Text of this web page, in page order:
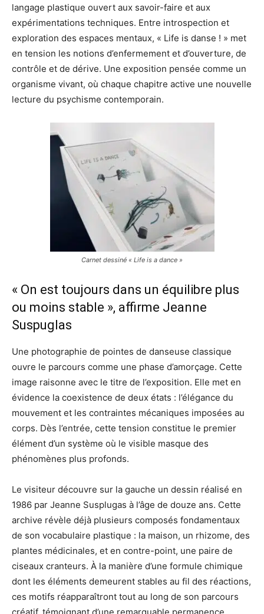
langage plastique ouvert aux savoir-faire et aux
expérimentations techniques. Entre introspection et
exploration des espaces mentaux, « Life is danse ! » met
en tension les notions d’enfermement et d’ouverture, de
contrôle et de dérive. Une exposition pensée comme un
organisme vivant, où chaque chapitre active une nouvelle
lecture du psychisme contemporain.
Carnet dessiné « Life is a dance »
« On est toujours dans un équilibre plus
ou moins stable », affirme Jeanne
Suspuglas
Une photographie de pointes de danseuse classique
ouvre le parcours comme une phase d’amorçage. Cette
image raisonne avec le titre de l’exposition. Elle met en
évidence la coexistence de deux états : l’élégance du
mouvement et les contraintes mécaniques imposées au
corps. Dès l’entrée, cette tension constitue le premier
élément d’un système où le visible masque des
phénomènes plus profonds.
Le visiteur découvre sur la gauche un dessin réalisé en
1986 par Jeanne Susplugas à l’âge de douze ans. Cette
archive révèle déjà plusieurs composés fondamentaux
de son vocabulaire plastique : la maison, un rhizome, des
plantes médicinales, et en contre-point, une paire de
ciseaux cranteurs. À la manière d’une formule chimique
dont les éléments demeurent stables au fil des réactions,
ces motifs réapparaîtront tout au long de son parcours